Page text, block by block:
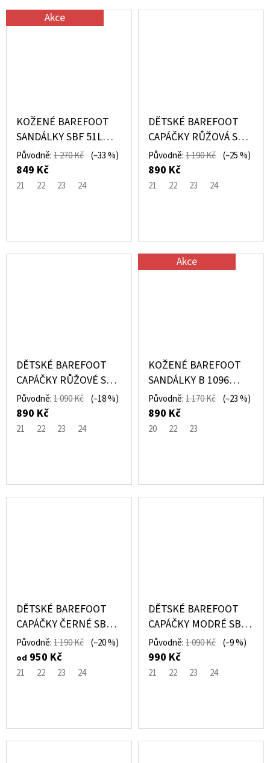
Akce
KOŽENÉ BAREFOOT
SANDÁLKY SBF 51L
RŮŽOVÉ – PEGRES
Původně:1 270 Kč (–33 %)
849 Kč
21 22 23 24
DĚTSKÉ BAREFOOT
CAPÁČKY RŮŽOVÁ SBF
64 1.1 - PEGRES
Původně:1 190 Kč (–25 %)
890 Kč
21 22 23 24
DĚTSKÉ BAREFOOT
CAPÁČKY RŮŽOVÉ SBF
63 - PEGRES
Původně:1 090 Kč (–18 %)
890 Kč
21 22 23 24
Akce
KOŽENÉ BAREFOOT
SANDÁLKY B 1096
BÉŽOVÉ – PEGRES
Původně:1 170 Kč (–23 %)
890 Kč
20 22 23
DĚTSKÉ BAREFOOT
CAPÁČKY ČERNÉ SBF
64 1.1 - PEGRES
Původně:1 190 Kč (–20 %)
od 950 Kč
21 22 23 24
DĚTSKÉ BAREFOOT
CAPÁČKY MODRÉ SBF
63 - PEGRES
Původně:1 090 Kč (–9 %)
990 Kč
21 22 23 24